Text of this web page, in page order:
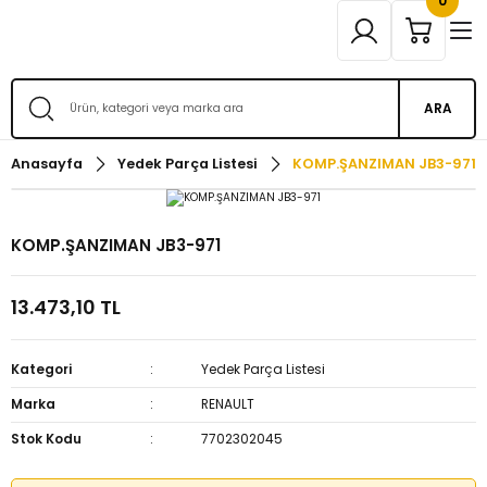
ARA
Anasayfa Yedek Parça Listesi KOMP.ŞANZIMAN JB3-971
KOMP.ŞANZIMAN JB3-971
13.473,10 TL
Kategori
Yedek Parça Listesi
Marka
RENAULT
Stok Kodu
7702302045